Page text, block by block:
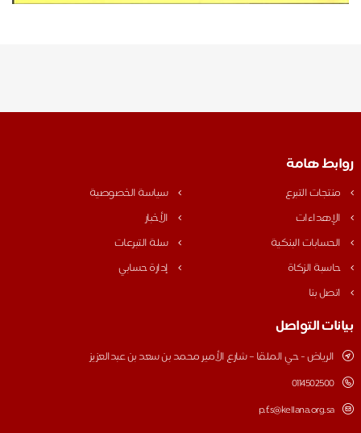
روابط هامة
منتجات التبرع
سياسة الخصوصية
الإهداءات
الأخبار
الحسابات البنكية
سلة التبرعات
حاسبة الزكاة
إدارة حسابي
اتصل بنا
بيانات التواصل
الرياض - حي الملقا – شارع الأمير محمد بن سعد بن عبدالعزيز
0114502500
p.f.s@kellana.org.sa